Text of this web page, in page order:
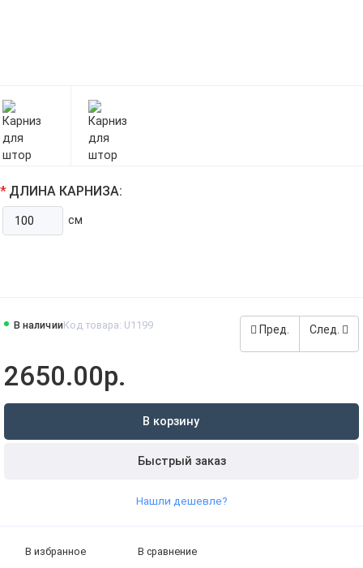
Пред. След.
В наличииКод товара: U1199
2650.00р.
В корзину
Быстрый заказ
Нашли дешевле?
В избранное В сравнение
ДЛИНА КАРНИЗА:
см